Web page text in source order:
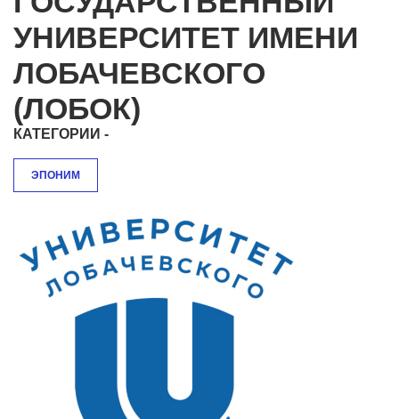
УНИВЕРСИТЕТ ИМЕНИ
ЛОБАЧЕВСКОГО
(ЛОБОК)
КАТЕГОРИИ -
ЭПОНИМ